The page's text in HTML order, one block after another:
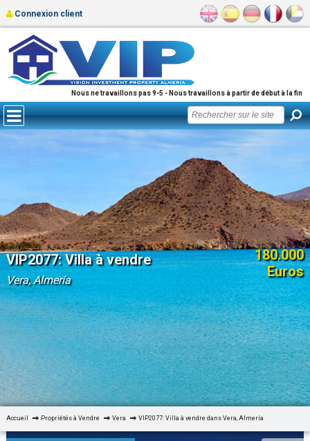
Nous ne travaillons pas 9-5 - Nous travaillons à partir de début à la fin
Connexion client
VIP2077: Villa à vendre
Vera, Almería
180.000
Euros
Accueil Propriétés à Vendre Vera VIP2077: Villa à vendre dans Vera, Almería